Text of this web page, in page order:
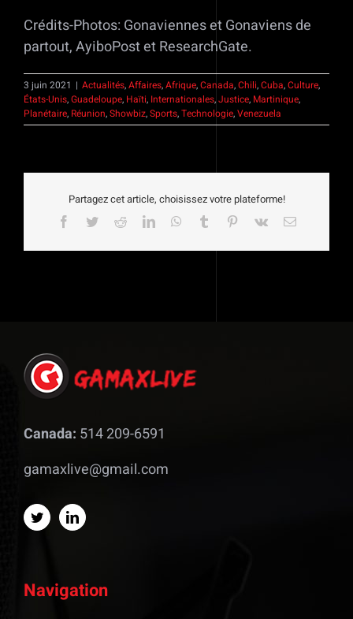
Crédits-Photos: Gonaviennes et Gonaviens de
partout, AyiboPost et ResearchGate.
3 juin 2021 | Actualités,Affaires,Afrique,Canada,Chili,Cuba,Culture,
États-Unis,Guadeloupe, Haïti, Internationales,Justice, Martinique,
Planétaire, Réunion,Showbiz,Sports,Technologie,Venezuela
Partagez cet article, choisissez votre plateforme!
Facebook
TwitterRedditLinkedInWhatsApp
Tumblr Pinterest
Vk Email
Canada: 514 209-6591
gamaxlive@gmail.com
Navigation